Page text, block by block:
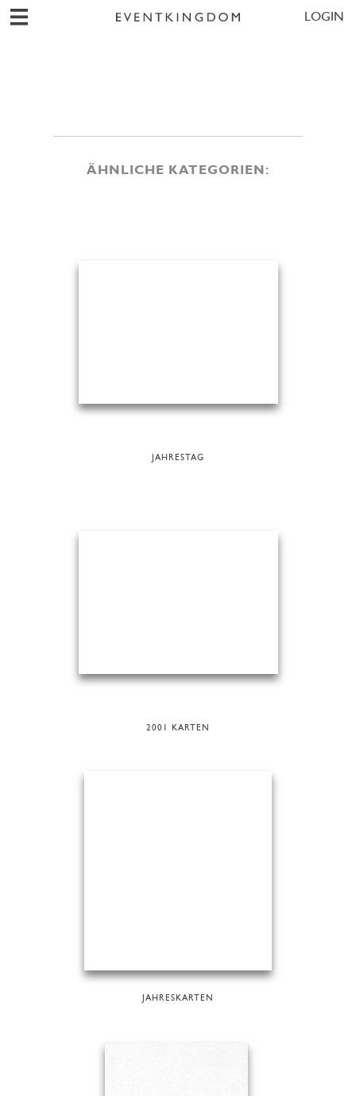
LOGIN
ÄHNLICHE KATEGORIEN:
JAHRESTAG
2001 KARTEN
JAHRESKARTEN